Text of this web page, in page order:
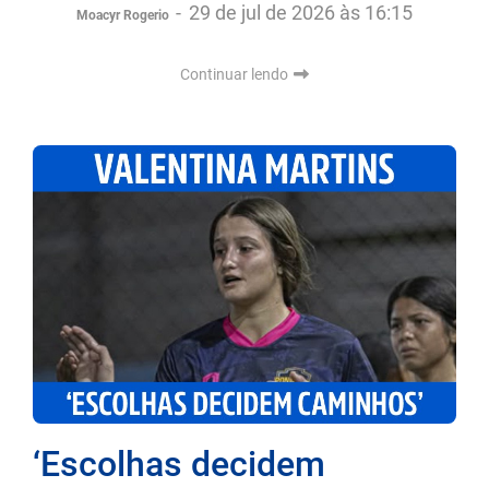
Moacyr Rogerio - 29 de jul de 2026 às 16:15
Continuar lendo
‘Escolhas decidem